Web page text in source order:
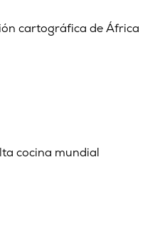
cartográfica de África
cocina mundial